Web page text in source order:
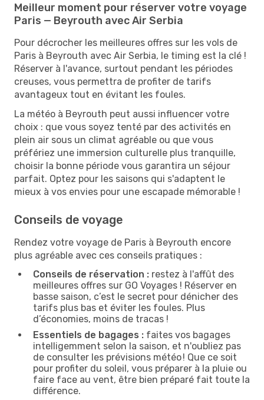
Meilleur moment pour réserver votre voyage
Paris — Beyrouth avec Air Serbia
Pour décrocher les meilleures offres sur les vols de
Paris à Beyrouth avec Air Serbia, le timing est la clé !
Réserver à l'avance, surtout pendant les périodes
creuses, vous permettra de profiter de tarifs
avantageux tout en évitant les foules.
La météo à Beyrouth peut aussi influencer votre
choix : que vous soyez tenté par des activités en
plein air sous un climat agréable ou que vous
préfériez une immersion culturelle plus tranquille,
choisir la bonne période vous garantira un séjour
parfait. Optez pour les saisons qui s'adaptent le
mieux à vos envies pour une escapade mémorable !
Conseils de voyage
Rendez votre voyage de Paris à Beyrouth encore
plus agréable avec ces conseils pratiques :
Conseils de réservation : restez à l'affût des
meilleures offres sur GO Voyages ! Réserver en
basse saison, c’est le secret pour dénicher des
tarifs plus bas et éviter les foules. Plus
d’économies, moins de tracas !
Essentiels de bagages : faites vos bagages
intelligemment selon la saison, et n'oubliez pas
de consulter les prévisions météo ! Que ce soit
pour profiter du soleil, vous préparer à la pluie ou
faire face au vent, être bien préparé fait toute la
différence.